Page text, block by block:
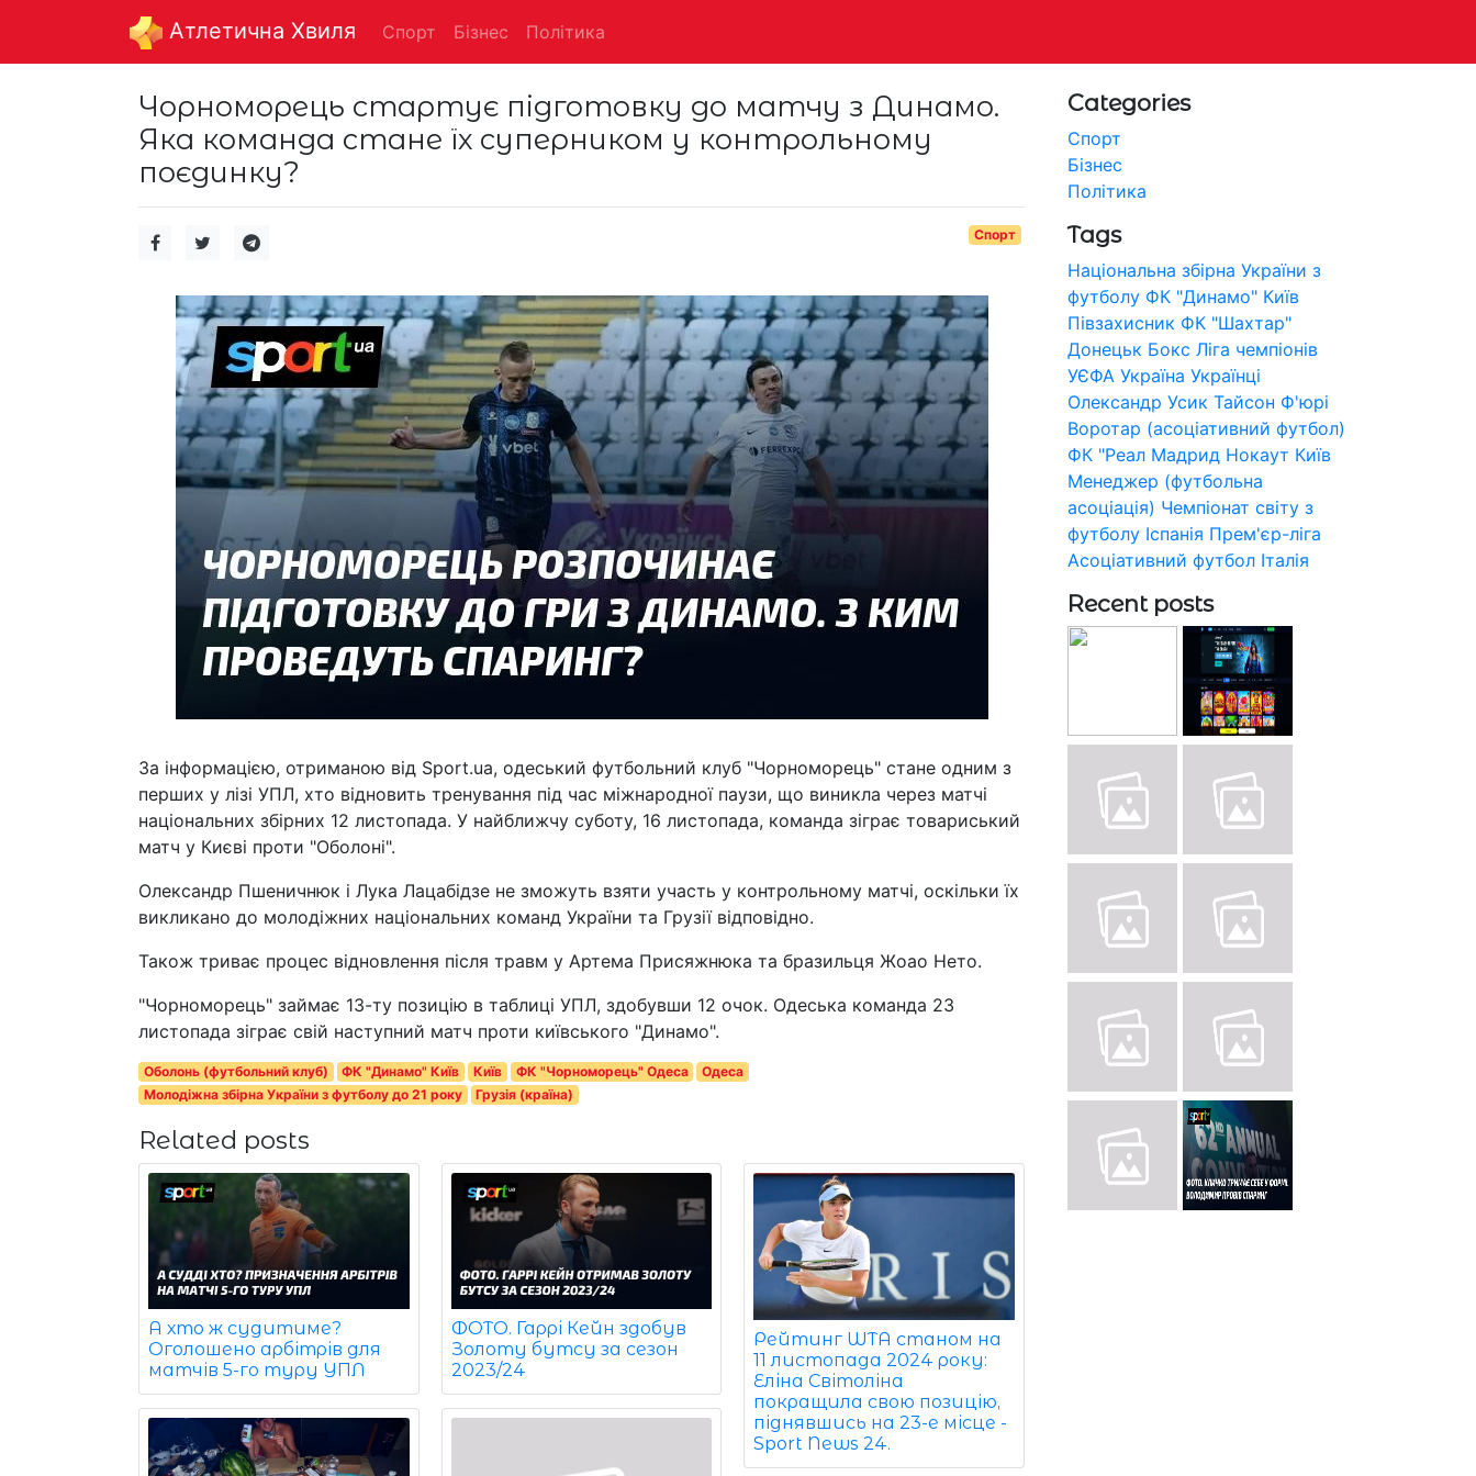
Aтлетична Хвиля Спорт Бізнес Політика
Чорноморець стартує підготовку до матчу з Динамо.
Яка команда стане їх суперником у контрольному
поєдинку?
Спорт
За інформацією, отриманою від Sport.ua, одеський футбольний клуб "Чорноморець" стане одним з
перших у лізі УПЛ, хто відновить тренування під час міжнародної паузи, що виникла через матчі
національних збірних 12 листопада. У найближчу суботу, 16 листопада, команда зіграє товариський
матч у Києві проти "Оболоні".
Олександр Пшеничнюк і Лука Лацабідзе не зможуть взяти участь у контрольному матчі, оскільки їх
викликано до молодіжних національних команд України та Грузії відповідно.
Також триває процес відновлення після травм у Артема Присяжнюка та бразильця Жоао Нето.
"Чорноморець" займає 13-ту позицію в таблиці УПЛ, здобувши 12 очок. Одеська команда 23
листопада зіграє свій наступний матч проти київського "Динамо".
Оболонь (футбольний клуб) ФК "Динамо" Київ Київ ФК "Чорноморець" Одеса
Одеса
Молодіжна збірна України з футболу до 21 року
Грузія (країна)
Related posts
А хто ж судитиме?
Оголошено арбітрів для
матчів 5-го туру УПЛ
ФОТО. Гаррі Кейн здобув
Золоту бутсу за сезон
2023/24
Рейтинг WTA станом на
11 листопада 2024 року:
Еліна Світоліна
покращила свою позицію,
піднявшись на 23-е місце -
Sport News 24.
Categories
Спорт
Бізнес
Політика
Tags
Національна збірна України з
футболу ФК "Динамо" Київ
Півзахисник ФК "Шахтар"
Донецьк Бокс Ліга чемпіонів
УЄФА Україна Українці
Олександр Усик Тайсон Ф'юрі
Воротар (асоціативний футбол)
ФК "Реал Мадрид Нокаут Київ
Менеджер (футбольна
асоціація) Чемпіонат світу з
футболу Іспанія Прем'єр-ліга
Асоціативний футбол Італія
Recent posts